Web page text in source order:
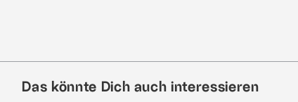
Das könnte Dich auch interessieren